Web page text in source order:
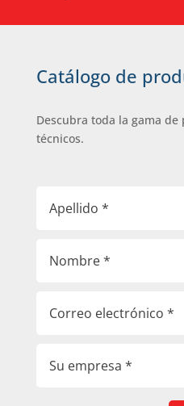
Catálogo de
Descubra toda la gama de
técnicos.